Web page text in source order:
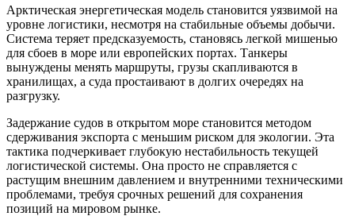
Арктическая энергетическая модель становится уязвимой на
уровне логистики, несмотря на стабильные объемы добычи.
Система теряет предсказуемость, становясь легкой мишенью
для сбоев в море или европейских портах. Танкеры
вынуждены менять маршруты, грузы скапливаются в
хранилищах, а суда простаивают в долгих очередях на
разгрузку.
Задержание судов в открытом море становится методом
сдерживания экспорта с меньшим риском для экологии. Эта
тактика подчеркивает глубокую нестабильность текущей
логистической системы. Она просто не справляется с
растущим внешним давлением и внутренними техническими
проблемами, требуя срочных решений для сохранения
позиций на мировом рынке.